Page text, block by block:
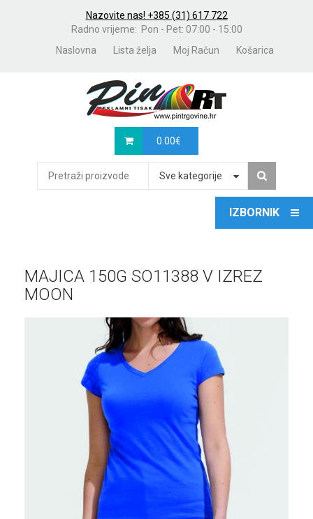
Nazovite nas! +385 (31) 617 722
Radno vrijeme: Pon - Pet: 07:00 - 15:00
Naslovna
Lista želja Moj Račun Košarica
0.00€
Sve kategorije
MAJICA 150G SO11388 V IZREZ
MOON